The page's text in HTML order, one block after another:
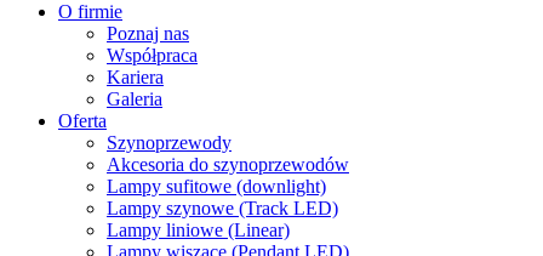
O firmie
Poznaj nas
Współpraca
Kariera
Galeria
Oferta
Szynoprzewody
Akcesoria do szynoprzewodów
Lampy sufitowe (downlight)
Lampy szynowe (Track LED)
Lampy liniowe (Linear)